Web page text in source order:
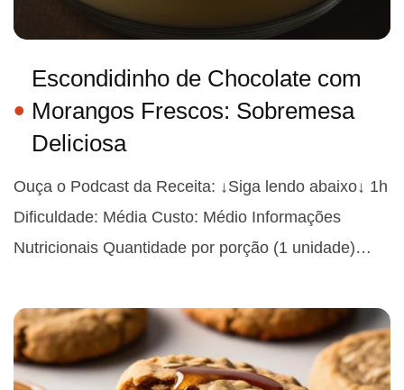
Escondidinho de Chocolate com
Morangos Frescos: Sobremesa
Deliciosa
Ouça o Podcast da Receita: ↓Siga lendo abaixo↓ 1h
Dificuldade: Média Custo: Médio Informações
Nutricionais Quantidade por porção (1 unidade)…